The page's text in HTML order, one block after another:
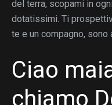
del terra, scopami in
dotatissimi. Ti
te e un compagno,
Ciao
chiamo